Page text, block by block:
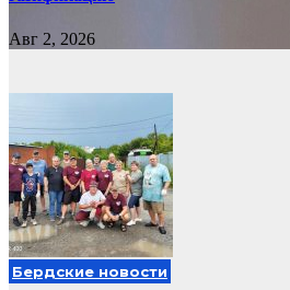
Авг 2, 2026
Бердские новости